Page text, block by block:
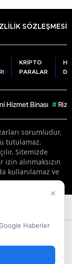
×
Haberler
SÖZLEŞMESİ
KRİPTO
PARALAR
Hizmet Binası #
sorumludur.
tutulamaz.
Sitemizde
izin alınmaksızın
kullanılamaz ve